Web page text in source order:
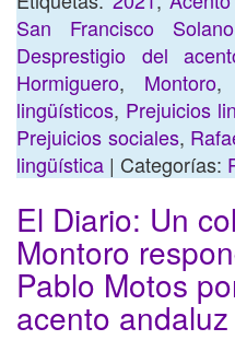
San Francisco Solano
Desprestigio del
Hormiguero, Montoro,
lingüísticos, Prejuicios
Prejuicios sociales,
lingüística | Categorías:
El Diario: Un
Montoro
Pablo Motos
acento andaluz